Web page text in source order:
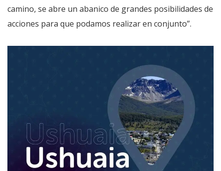
camino, se abre un abanico de grandes posibilidades de
acciones para que podamos realizar en conjunto”.